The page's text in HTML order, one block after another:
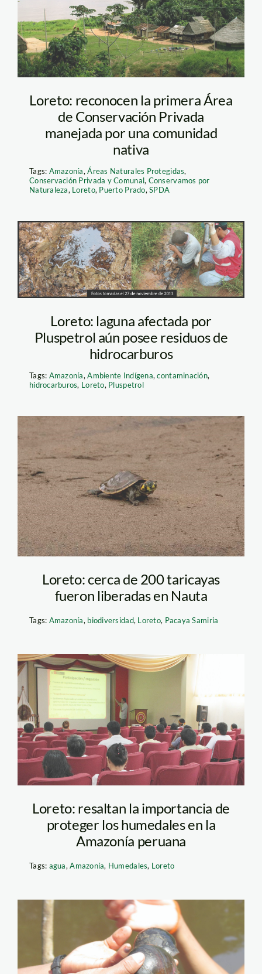
Loreto: reconocen la primera Área
de Conservación Privada
manejada por una comunidad
nativa
Tags: Amazonía,Áreas Naturales Protegidas,
Conservación Privada y Comunal, Conservamos por
Naturaleza, Loreto, Puerto Prado,SPDA
Loreto: laguna afectada por
Pluspetrol aún posee residuos de
hidrocarburos
Tags: Amazonía,Ambiente Indígena,contaminación,
hidrocarburos, Loreto, Pluspetrol
Taricaya_spda
Loreto: cerca de 200 taricayas
fueron liberadas en Nauta
Tags: Amazonía, biodiversidad, Loreto, Pacaya Samiria
loreto_spda_taller
Loreto: resaltan la importancia de
proteger los humedales en la
Amazonía peruana
Tags: agua,Amazonía, Humedales, Loreto
churo_SPDA